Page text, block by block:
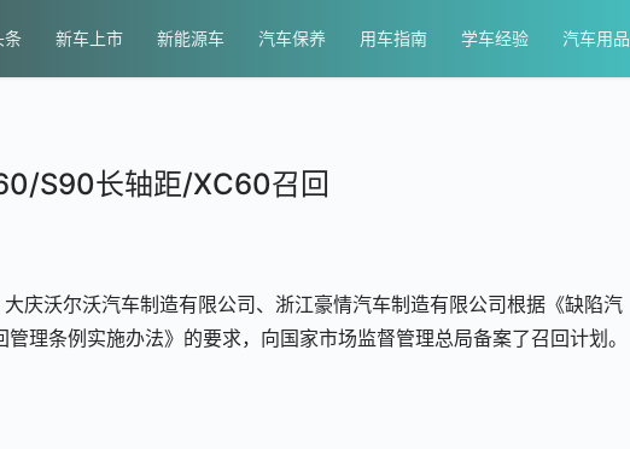
条 新车上市 新能源车 汽车保养 用车指南 学车经验 汽车用品
S90长轴距/XC60召回
庆沃尔沃汽车制造有限公司、浙江豪情汽车制造有限公司根据《缺陷汽
理条例实施办法》的要求，向国家市场监督管理总局备案了召回计划。